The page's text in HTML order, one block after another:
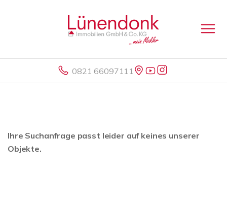
0821 66097111
Ihre Suchanfrage passt leider auf keines unserer
Objekte.